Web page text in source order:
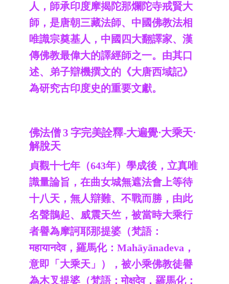
人，師承印度摩揭陀那爛陀寺戒賢大
師，是唐朝三藏法師、中國佛教法相
唯識宗奠基人，中國四大翻譯家、漢
傳佛教最偉大的譯經師之一。由其口
述、弟子辯機撰文的《大唐西域記》
為研究古印度史的重要文獻。
佛法僧 3 字完美詮釋-大遍覺·大乘天·
解脫天
貞觀十七年（643年）學成後，立真唯
識量論旨，在曲女城無遮法會上等待
十八天，無人辯難、不戰而勝，由此
名聲鵲起、威震天竺，被當時大乘行
者譽為摩訶耶那提婆（梵語：
महायानदेव，羅馬化：Mahāyānadeva，
意即「大乘天」），被小乘佛教徒譽
為木叉提婆（梵語：मोक्षदेव，羅馬化：